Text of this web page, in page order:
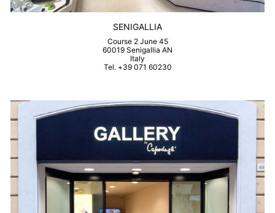
SENIGALLIA
Course 2 June 45
60019 Senigallia AN
Italy
Tel. +39 071 60230